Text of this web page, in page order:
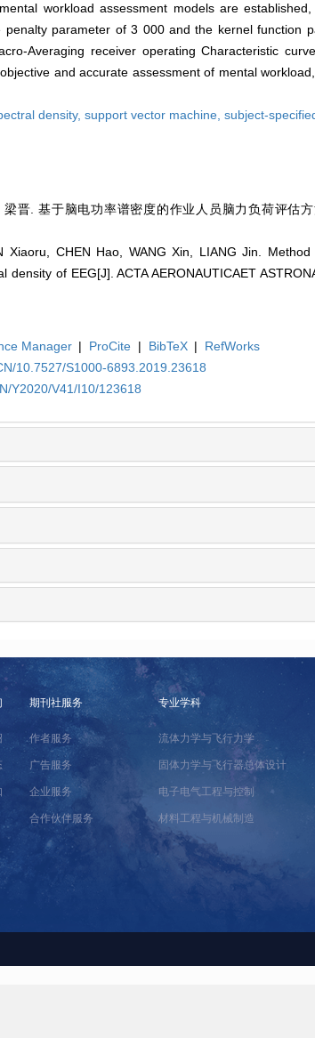
workload assessment models are
parameter of 3 000 and the kernel function
Averaging receiver operating Characteristic
and accurate assessment of mental
density, support vector machine, subject-
晋. 基于脑电功率谱密度的作业人员脑力负荷评估
Xiaoru, CHEN Hao, WANG Xin, LIANG Jin.
of EEG[J]. ACTA AERONAUTICAET
Manager | ProCite | BibTeX |
RefWorks
10.7527/S1000-6893.2019.23618
Y2020/V41/I10/123618
期刊社服务
作者服务
广告服务
企业服务
合作伙伴服务
专业学科
流体力学与飞行力学
固体力学与飞行器总体设计
电子电气工程与控制
材料工程与机械制造